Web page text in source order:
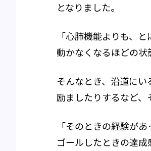
となりました。
「心肺機能よりも、
動かなくなるほどの状
そんなとき、沿道に
励ましたりするなど、
「そのときの経験が
ゴールしたときの達